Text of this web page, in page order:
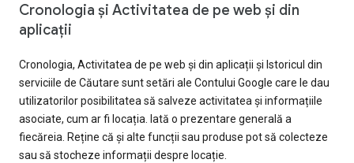
Cronologia și Activitatea de pe web și din
aplicații
Cronologia, Activitatea de pe web și din aplicații și Istoricul din
serviciile de Căutare sunt setări ale Contului Google care le dau
utilizatorilor posibilitatea să salveze activitatea și informațiile
asociate, cum ar fi locația. Iată o prezentare generală a
fiecăreia. Reține că și alte funcții sau produse pot să colecteze
sau să stocheze informații despre locație.